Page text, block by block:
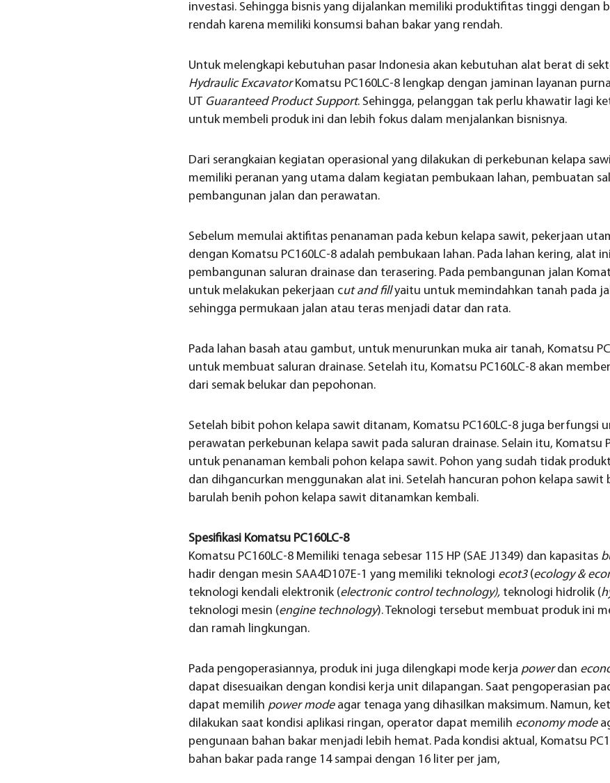
investasi. Sehingga bisnis yang dijalankan memiliki produktifitas tinggi dengan
rendah karena memiliki konsumsi bahan bakar yang rendah.
Untuk melengkapi kebutuhan pasar Indonesia akan kebutuhan alat berat di
Hydraulic ExcavatorKomatsu PC160LC-8 lengkap dengan jaminan layanan
UT Guaranteed Product Support. Sehingga, pelanggan tak perlu khawatir lagi
untuk membeli produk ini dan lebih fokus dalam menjalankan bisnisnya.
Dari serangkaian kegiatan operasional yang dilakukan di perkebunan kelapa
memiliki peranan yang utama dalam kegiatan pembukaan lahan, pembuatan
pembangunan jalan dan perawatan.
Sebelum memulai aktifitas penanaman pada kebun kelapa sawit, pekerjaan
dengan Komatsu PC160LC-8 adalah pembukaan lahan. Pada lahan kering, alat
pembangunan saluran drainase dan terasering. Pada pembangunan jalan
untuk melakukan pekerjaan cut and fillyaitu untuk memindahkan tanah pada
sehingga permukaan jalan atau teras menjadi datar dan rata.
Pada lahan basah atau gambut, untuk menurunkan muka air tanah, Komatsu
untuk membuat saluran drainase. Setelah itu, Komatsu PC160LC-8 akan
dari semak belukar dan pepohonan.
Setelah bibit pohon kelapa sawit ditanam, Komatsu PC160LC-8 juga berfungsi
perawatan perkebunan kelapa sawit pada saluran drainase. Selain itu, Komatsu
untuk penanaman kembali pohon kelapa sawit. Pohon yang sudah tidak
dan dihgancurkan menggunakan alat ini. Setelah hancuran pohon kelapa
barulah benih pohon kelapa sawit ditanamkan kembali.
Spesifikasi Komatsu PC160LC-8
Komatsu PC160LC-8 Memiliki tenaga sebesar 115 HP (SAE J1349) dan kapasitas
hadir dengan mesin SAA4D107E-1 yang memiliki teknologi ecot3(ecology &
teknologi kendali elektronik (electronic control technology), teknologi hidrolik (
teknologi mesin (engine technology). Teknologi tersebut membuat produk ini
dan ramah lingkungan.
Pada pengoperasiannya, produk ini juga dilengkapi mode kerja powerdan
dapat disesuaikan dengan kondisi kerja unit dilapangan. Saat pengoperasian
dapat memilih power modeagar tenaga yang dihasilkan maksimum. Namun,
dilakukan saat kondisi aplikasi ringan, operator dapat memilih economy mode
pengunaan bahan bakar menjadi lebih hemat. Pada kondisi aktual, Komatsu
bahan bakar pada range 14 sampai dengan 16 liter per jam,